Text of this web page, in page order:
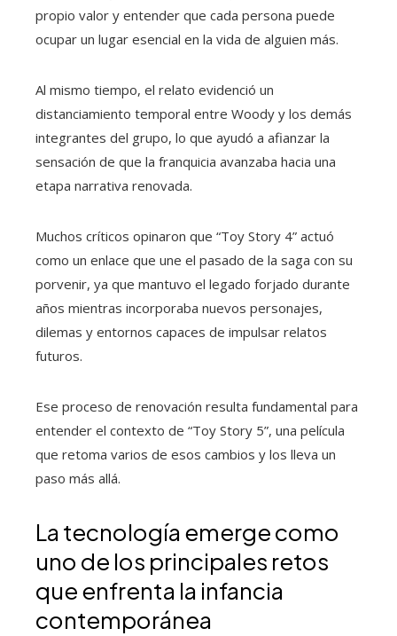
propio valor y entender que cada persona puede
ocupar un lugar esencial en la vida de alguien más.
Al mismo tiempo, el relato evidenció un
distanciamiento temporal entre Woody y los demás
integrantes del grupo, lo que ayudó a afianzar la
sensación de que la franquicia avanzaba hacia una
etapa narrativa renovada.
Muchos críticos opinaron que “Toy Story 4” actuó
como un enlace que une el pasado de la saga con su
porvenir, ya que mantuvo el legado forjado durante
años mientras incorporaba nuevos personajes,
dilemas y entornos capaces de impulsar relatos
futuros.
Ese proceso de renovación resulta fundamental para
entender el contexto de “Toy Story 5”, una película
que retoma varios de esos cambios y los lleva un
paso más allá.
La tecnología emerge como
uno de los principales retos
que enfrenta la infancia
contemporánea